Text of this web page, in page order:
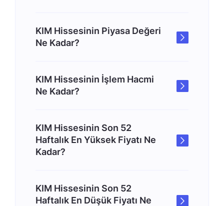
KIM Hissesinin Piyasa Değeri
Ne Kadar?
KIM Hissesinin İşlem Hacmi
Ne Kadar?
KIM Hissesinin Son 52
Haftalık En Yüksek Fiyatı Ne
Kadar?
KIM Hissesinin Son 52
Haftalık En Düşük Fiyatı Ne